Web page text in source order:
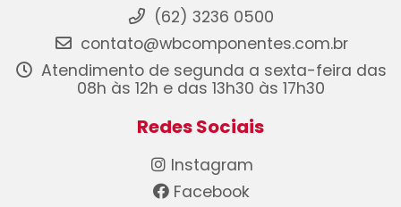
(62) 3236 0500
contato@wbcomponentes.com.br
Atendimento de segunda a sexta-feira das
08h às 12h e das 13h30 às 17h30
Redes Sociais
Instagram
Facebook